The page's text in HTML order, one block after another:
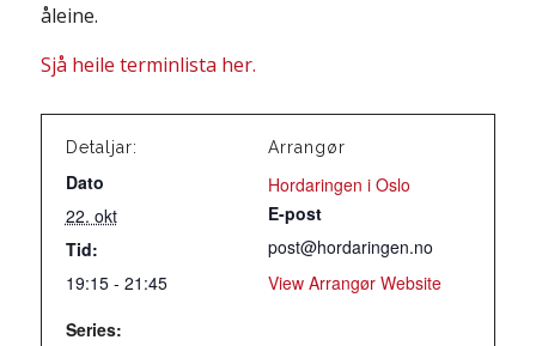
åleine.
Sjå heile terminlista her.
Detaljar:
Dato
22. okt
Tid:
19:15 - 21:45
Series:
Arrangør
Hordaringen i Oslo
E-post
post@hordaringen.no
View Arrangør Website